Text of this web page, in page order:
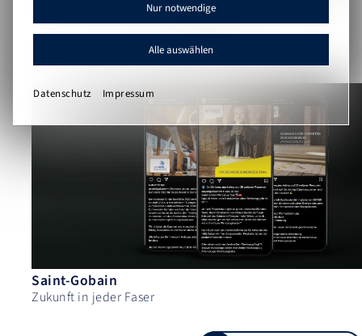
MyHealthCareer - Region Aachen
Zukunft gestalten, Talente begeistern
Saint-Gobain
Zukunft in jeder Faser
Nur notwendige
Alle auswählen
Datenschutz Impressum